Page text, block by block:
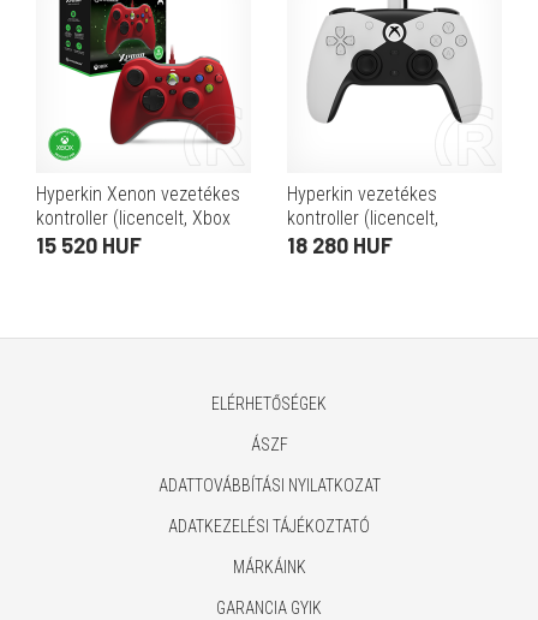
Hyperkin Xenon vezetékes
kontroller (licencelt, Xbox
Series, Xbox One, Windows
15 520 HUF
Hyperkin vezetékes
kontroller (licencelt,
kompatibilis Xbox Series
18 280 HUF
ELÉRHETŐSÉGEK
ÁSZF
ADATTOVÁBBÍTÁSI NYILATKOZAT
ADATKEZELÉSI TÁJÉKOZTATÓ
MÁRKÁINK
GARANCIA GYIK